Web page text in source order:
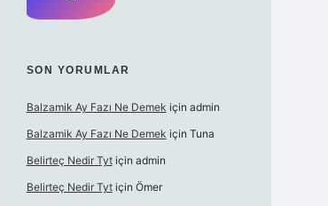
SON YORUMLAR
Balzamik Ay Fazı Ne Demek için admin
Balzamik Ay Fazı Ne Demek için Tuna
Belirteç Nedir Tytiçin admin
Belirteç Nedir Tytiçin Ömer